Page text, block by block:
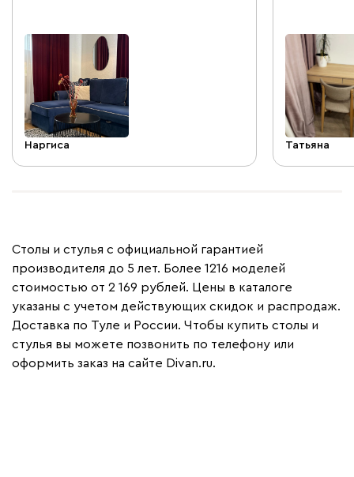
Наргиса Татьяна
Столы и стулья с официальной гарантией
производителя до 5 лет. Более 1216 моделей
стоимостью от 2 169 рублей. Цены в каталоге
указаны с учетом действующих скидок и распродаж.
Доставка по Туле и России. Чтобы купить столы и
стулья вы можете позвонить по телефону или
оформить заказ на сайте Divan.ru.